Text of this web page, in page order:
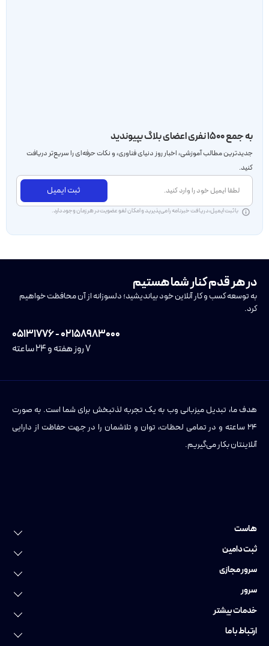
به جمع ۱۵۰۰ نفری اعضای بلاگ بپیوندید
جدید‌ترین مطالب آموزشی، اخبار روز دنیای فناوری، و نکات حرفه‌ای را سریع‌تر دریافت
کنید.
ثبت ایمیل
با ثبت ایمیل، دریافت خبرنامه را می‌پذیرید و امکان لغو عضویت در هر زمان وجود دارد.
در هر قدم کنار شما هستیم
به توسعه کسب و کار آنلاین خود بیاندیشید؛ دلسوزانه از آن محافظت خواهیم
کرد.
۰۲۱۵۸۹۸۳۰۰۰ - ۰۵۱۳۱۷۷۶
۷ روز هفته و ۲۴ ساعته
هدف ما، تبدیل میزبانی وب به یک تجربه لذتبخش برای شما است. به صورت
۲۴ ساعته و در تمامی لحظات، توان و تلاشمان را در جهت حفاظت از دارایی
آنلاینتان بکار می‌گیریم.
هاست
هاست وردپرس
هاست ویندوز
هاست پایتون
هاست ووکامرس
ثبت دامین
ثبت دامنه ایرانی
ثبت دامنه فارسی
رزرو دامنه
سرور مجازی
سرور مجازی اروپا
سرور مجازی گرافیکی
سرور
سرور اختصاصی آلمان
خدمات بیشتر
ارتباط با ما